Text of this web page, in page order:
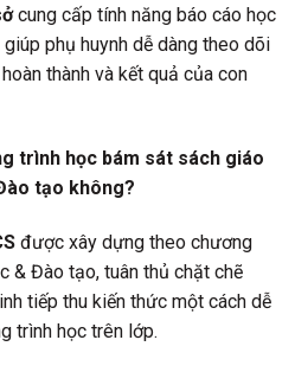
cung cấp tính năng báo cáo học
phụ huynh dễ dàng theo dõi
thành và kết quả của con
trình học bám sát sách giáo
tạo không?
được xây dựng theo chương
& Đào tạo, tuân thủ chặt chẽ
tiếp thu kiến thức một cách dễ
trình học trên lớp.